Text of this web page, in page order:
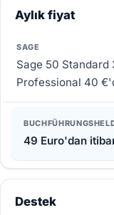
Aylık fiyat
Sage 50
Professional 40
49 Euro'dan
Destek